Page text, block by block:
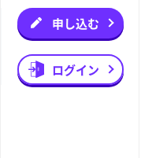
t
申し込む
ログイン